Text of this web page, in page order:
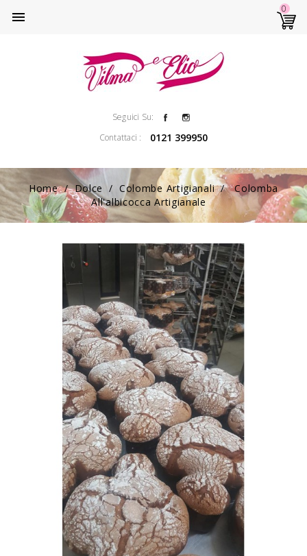

0
Seguici Su: Facebook
Contattaci : 0121 399950
Home Dolce Colombe Artigianali
Colomba
All'albicocca Artigianale